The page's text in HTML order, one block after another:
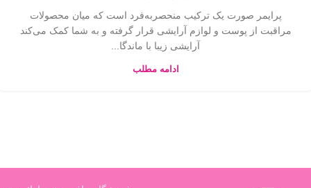
پرایمر صورت یک ترکیب منحصربه‌فرد است که میان محصولات
مراقبت از پوست و لوازم آرایشی قرار گرفته و به شما کمک می‌کند
آرایشی زیبا با ماندگا...
ادامه مطلب